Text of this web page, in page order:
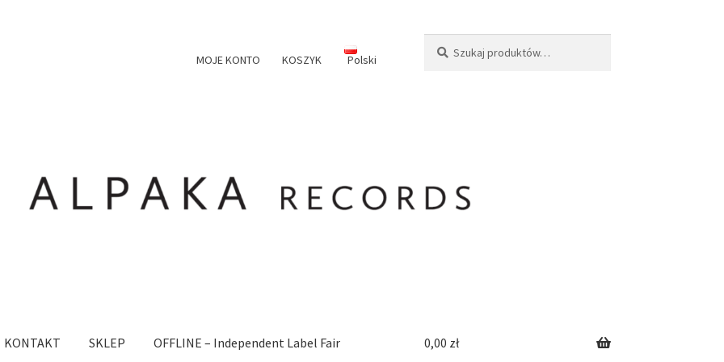
MOJE KONTO KOSZYK Polski
KONTAKT SKLEP OFFLINE – Independent Label Fair 0,00 zł